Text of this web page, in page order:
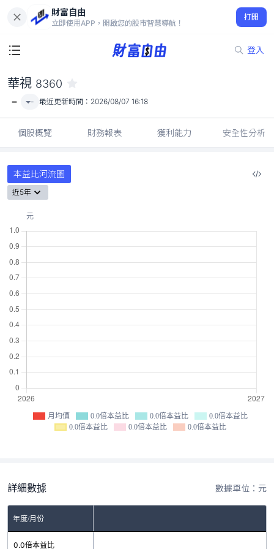
財富自由
立即使用APP，開啟您的股市智慧導航！
打開
登入
-
華視 8360
- - 最近更新時間： 2026/08/07 16:18
個股概覽 財務報表 獲利能力 安全性分析
本益比河流圖
近5年
月均價 0.0倍本益比 0.0倍本益比
0.0倍本益比
0.0倍本益比
0.0倍本益比 0.0倍本益比
詳細數據 數據單位：元
年度/月份
0.0倍本益比